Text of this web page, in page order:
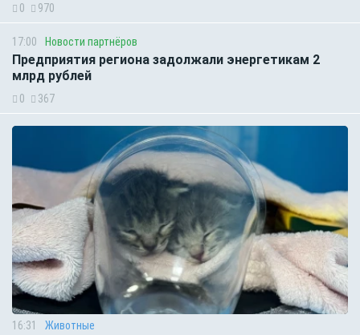
0 970
17:00 Новости партнёров
Предприятия региона задолжали энергетикам 2
млрд рублей
0 367
16:31 Животные